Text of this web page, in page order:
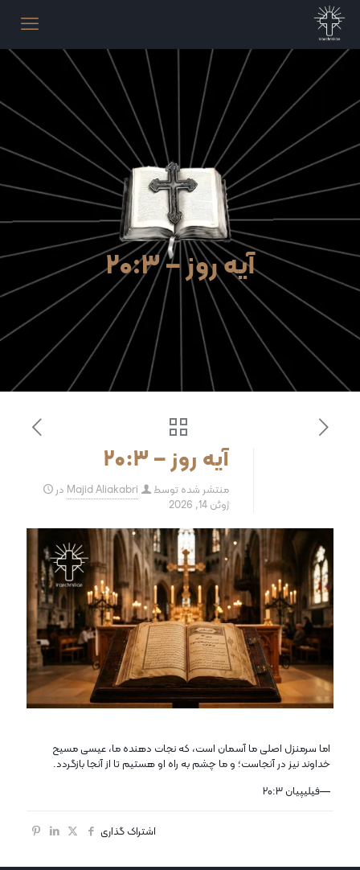
آیه روز – ۲۰:۳
آیه روز – ۲۰:۳
منتشر شده توسط Majid Aliakabri در
ژوئن 14, 2026
اما سرمنزل اصلی ما آسمان است، که نجات دهنده ما، عیسی مسیح
خداوند نیز در آنجاست؛ و ما چشم به راه او هستیم تا از آنجا بازگردد.
—فیلیپیان ۲۰:۳
اشتراک گذاری